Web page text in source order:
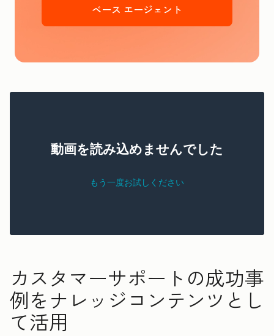
ベース エージェント
カスタマーサポートの成功事
例をナレッジコンテンツとし
て活用